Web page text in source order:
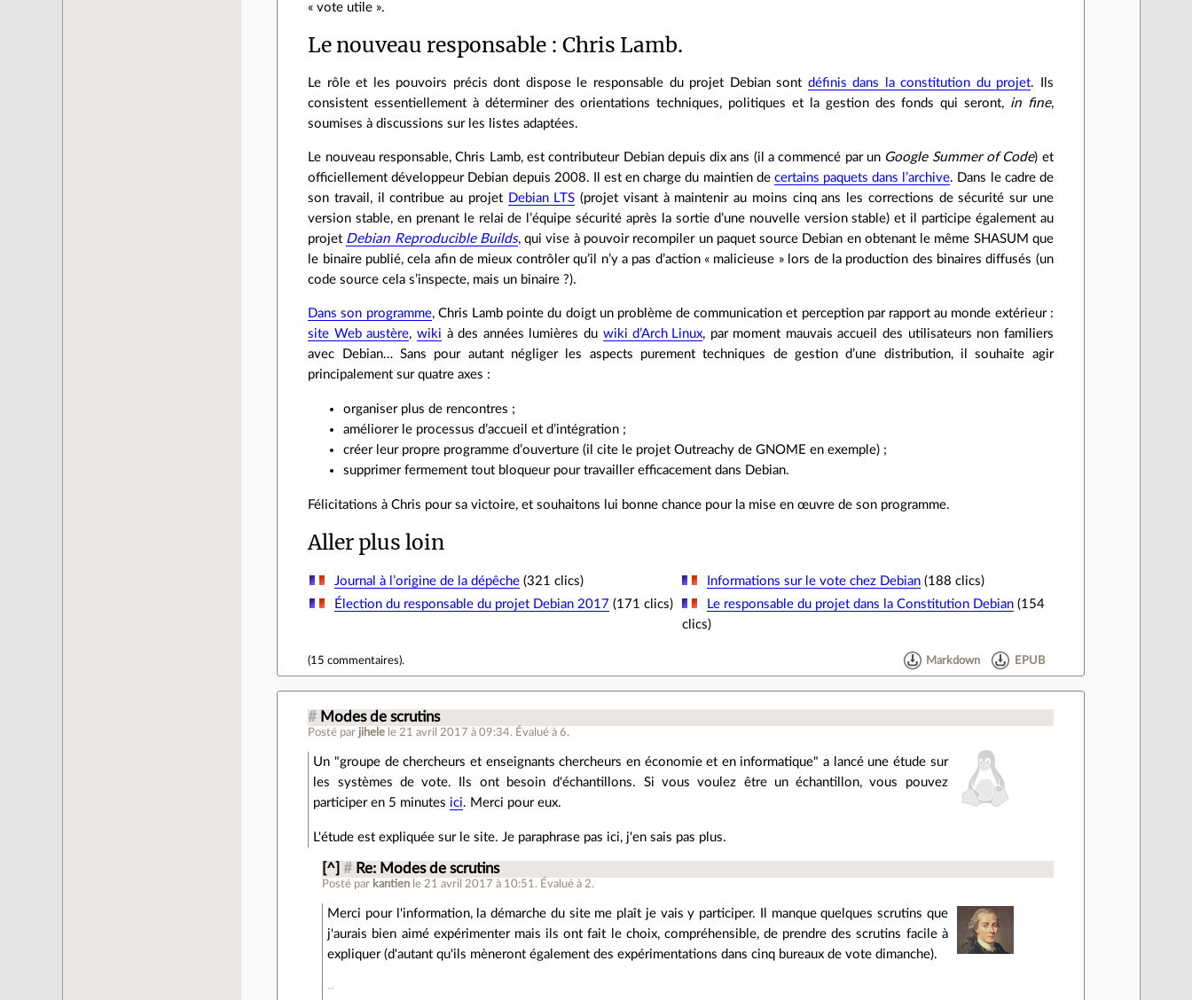
« vote utile ».
Le nouveau responsable : Chris Lamb.
Le rôle et les pouvoirs précis dont dispose le responsable du projet Debian sont définis dans la constitution du projet. Ils
consistent essentiellement à déterminer des orientations techniques, politiques et la gestion des fonds qui seront, in fine,
soumises à discussions sur les listes adaptées.
Le nouveau responsable, Chris Lamb, est contributeur Debian depuis dix ans (il a commencé par un Google Summer of Code) et
officiellement développeur Debian depuis 2008. Il est en charge du maintien de certains paquets dans l’archive. Dans le cadre de
son travail, il contribue au projet Debian LTS (projet visant à maintenir au moins cinq ans les corrections de sécurité sur une
version stable, en prenant le relai de l’équipe sécurité après la sortie d’une nouvelle version stable) et il participe également au
projet Debian Reproducible Builds, qui vise à pouvoir recompiler un paquet source Debian en obtenant le même SHASUM que
le binaire publié, cela afin de mieux contrôler qu’il n’y a pas d’action « malicieuse » lors de la production des binaires diffusés (un
code source cela s’inspecte, mais un binaire ?).
Dans son programme, Chris Lamb pointe du doigt un problème de communication et perception par rapport au monde extérieur :
site Web austère, wiki à des années lumières du wiki d’Arch Linux, par moment mauvais accueil des utilisateurs non familiers
avec Debian… Sans pour autant négliger les aspects purement techniques de gestion d’une distribution, il souhaite agir
principalement sur quatre axes :
organiser plus de rencontres ;
améliorer le processus d’accueil et d’intégration ;
créer leur propre programme d’ouverture (il cite le projet Outreachy de GNOME en exemple) ;
supprimer fermement tout bloqueur pour travailler efficacement dans Debian.
Félicitations à Chris pour sa victoire, et souhaitons lui bonne chance pour la mise en œuvre de son programme.
Aller plus loin
Journal à l’origine de la dépêche(321 clics) Informations sur le vote chez Debian (188 clics)
Élection du responsable du projet Debian 2017 (171 clics) Le responsable du projet dans la Constitution Debian (154
clics)
(15 commentaires). Markdown EPUB
# Modes de scrutins
Posté par jihele le 21 avril 2017 à 09:34. Évalué à6.
Un "groupe de chercheurs et enseignants chercheurs en économie et en informatique" a lancé une étude sur
les systèmes de vote. Ils ont besoin d'échantillons. Si vous voulez être un échantillon, vous pouvez
participer en 5 minutes ici. Merci pour eux.
L'étude est expliquée sur le site. Je paraphrase pas ici, j'en sais pas plus.
[^] # Re: Modes de scrutins
Posté par kantien le 21 avril 2017 à 10:51 . Évalué à 2.
Merci pour l'information, la démarche du site me plaît je vais y participer. Il manque quelques scrutins que
j'aurais bien aimé expérimenter mais ils ont fait le choix, compréhensible, de prendre des scrutins facile à
expliquer (d'autant qu'ils mèneront également des expérimentations dans cinq bureaux de vote dimanche).